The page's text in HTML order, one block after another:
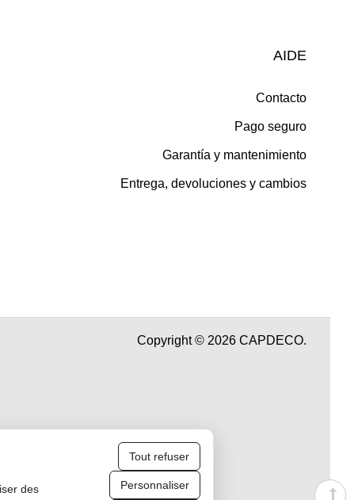
AIDE
Contacto
Pago seguro
Garantía y mantenimiento
Entrega, devoluciones y cambios
Copyright © 2026 CAPDECO.
des
Tout refuser
Personnaliser